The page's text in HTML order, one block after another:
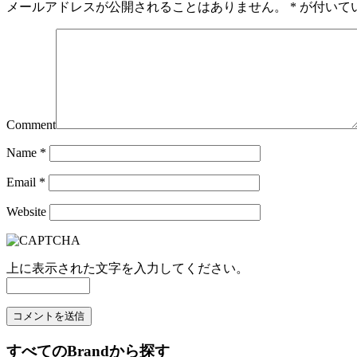
メールアドレスが公開されることはありません。 * が付いて
Comment
Name *
Email *
Website
上に表示された文字を入力してください。
すべてのBrandから探す